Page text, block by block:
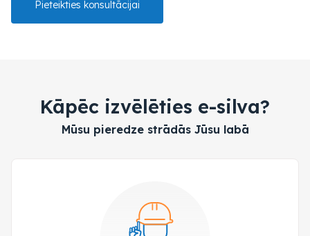
Pieteikties konsultācijai
Kāpēc izvēlēties e-silva?
Mūsu pieredze strādās Jūsu labā